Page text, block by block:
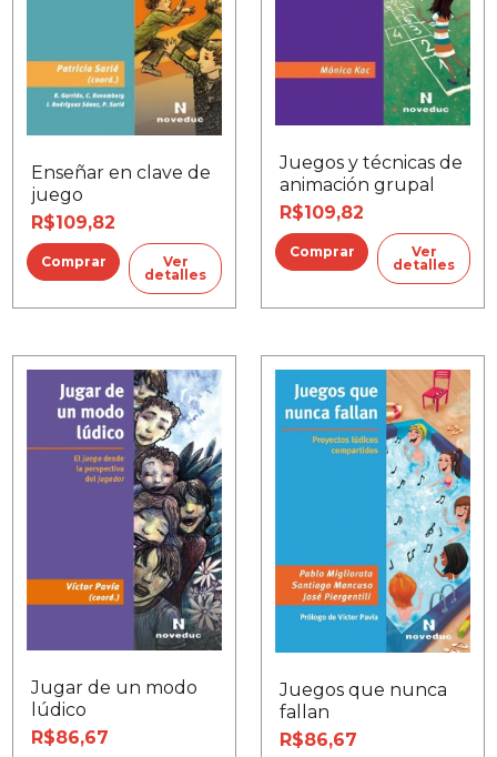
Enseñar en clave de
juego
R$109,82
Ver
detalles
Juegos y técnicas de
animación grupal
R$109,82
Ver
detalles
Jugar de un modo
lúdico
R$86,67
Juegos que nunca
fallan
R$86,67